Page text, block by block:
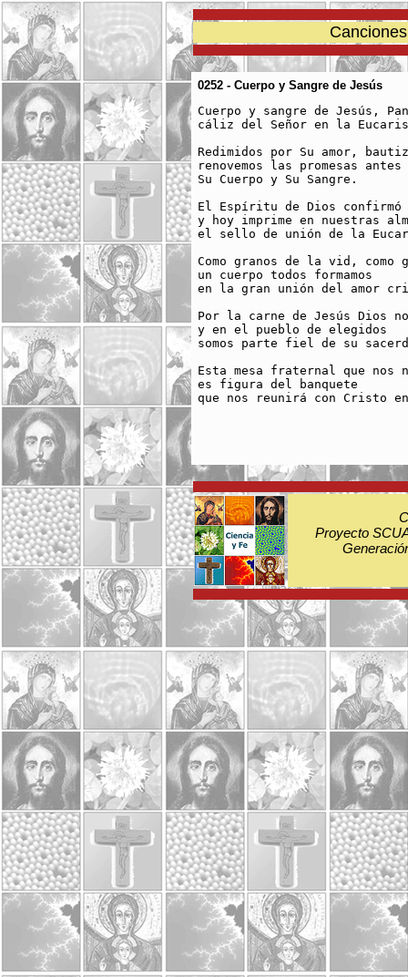
0252 - Cuerpo y Sangre de Jesús
Cuerpo y sangre de Jesús,
cáliz del Señor en la
Redimidos por Su amor,
renovemos las promesas
Su Cuerpo y Su Sangre.
El Espíritu de Dios confirmó
y hoy imprime en nuestras
el sello de unión de la
Como granos de la vid, como
un cuerpo todos formamos
en la gran unión del amor
Por la carne de Jesús Dios
y en el pueblo de elegidos
somos parte fiel de su
Esta mesa fraternal que
es figura del banquete
que nos reunirá con Cristo
Proyecto